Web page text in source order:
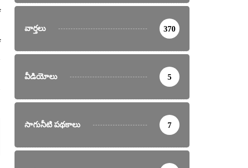
వార్తలు 370
వీడియోలు 5
సాగునీటి పథకాలు 7